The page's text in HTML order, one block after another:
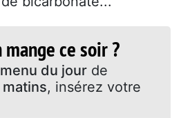
ce soir ?
menu du jour de
, insérez votre